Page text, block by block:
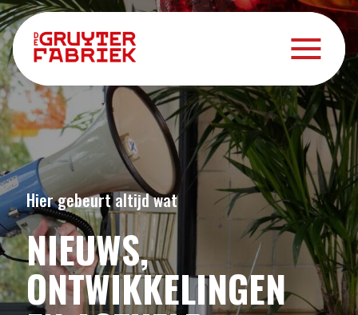
Hier gebeurt altijd wat
NIEUWS,
ONTWIKKELINGEN